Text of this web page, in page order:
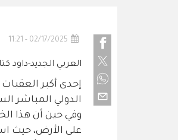
02/17/2025 - 11:21
العربي الجديد-داود
إحدى أكبر
الدولي المباشر
وفي حين أن هذا
على الأرض، حيث